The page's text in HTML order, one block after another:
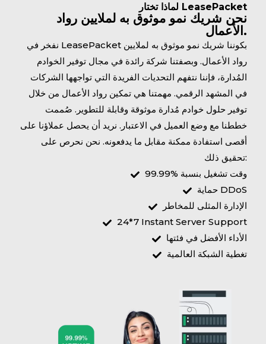
لماذا تختار LeasePacket
نحن شريك نمو موثوق به لملايين رواد
الأعمال.
نفخر في LeasePacket بكوننا شريك نمو موثوق به لملايين
رواد الأعمال. وبصفتنا شركة رائدة في مجال توفير الخوادم
المُدارة، فإننا نتفهم التحديات الفريدة التي تواجهها الشركات
في المشهد الرقمي. مهمتنا هي تمكين رواد الأعمال من خلال
توفير حلول خوادم مُدارة موثوقة وقابلة للتطوير. صُممت
خططنا مع وضع العميل في الاعتبار. نريد أن يحصل عملاؤنا على
أقصى استفادة ممكنة مقابل ما يدفعونه. نحن نحرص على
تحقيق ذلك:
وقت تشغيل بنسبة %99.99
حماية DDoS
الإدارة المثلى للمخاطر
24*7 Instant Server Support
الأداء الأفضل في فئتها
تغطية الشبكة العالمية